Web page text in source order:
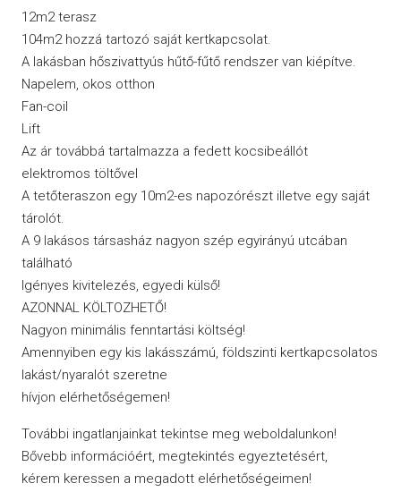
12m2 terasz
104m2 hozzá tartozó saját kertkapcsolat.
A lakásban hőszivattyús hűtő-fűtő rendszer van kiépítve.
Napelem, okos otthon
Fan-coil
Lift
Az ár továbbá tartalmazza a fedett kocsibeállót
elektromos töltővel
A tetőteraszon egy 10m2-es napozórészt illetve egy saját
tárolót.
A 9 lakásos társasház nagyon szép egyirányú utcában
található
Igényes kivitelezés, egyedi külső!
AZONNAL KÖLTOZHETŐ!
Nagyon minimális fenntartási költség!
Amennyiben egy kis lakásszámú, földszinti kertkapcsolatos
lakást/nyaralót szeretne
hívjon elérhetőségemen!
További ingatlanjainkat tekintse meg weboldalunkon!
Bővebb információért, megtekintés egyeztetésért,
kérem keressen a megadott elérhetőségeimen!